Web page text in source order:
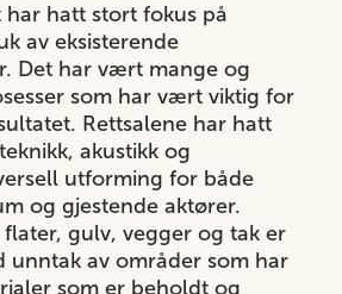
hatt stort fokus på
av eksisterende
Det har vært mange og
som har vært viktig for
Rettsalene har hatt
akustikk og
utforming for både
og gjestende aktører.
gulv, vegger og tak er
unntak av områder som har
som er beholdt og